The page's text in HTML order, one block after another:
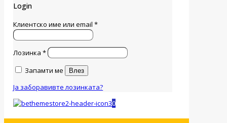
Login
Клиентско име или email*
Лозинка*
Запамти ме
Влез
Ја заборавивте лозинката?
0